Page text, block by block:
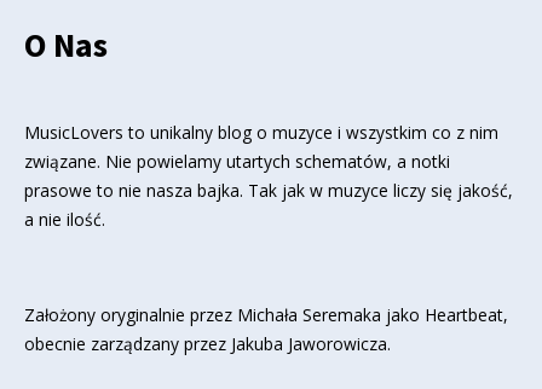
O Nas
MusicLovers to unikalny blog o muzyce i wszystkim co z nim
związane. Nie powielamy utartych schematów, a notki
prasowe to nie nasza bajka. Tak jak w muzyce liczy się jakość,
a nie ilość.
Założony oryginalnie przez Michała Seremaka jako Heartbeat,
obecnie zarządzany przez Jakuba Jaworowicza.